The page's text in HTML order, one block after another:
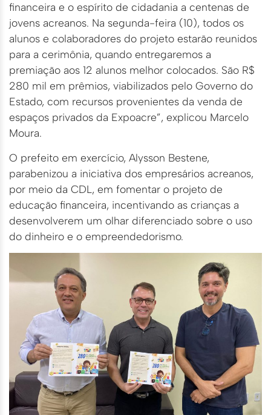
financeira e o espírito de cidadania a centenas de
jovens acreanos. Na segunda-feira (10), todos os
alunos e colaboradores do projeto estarão reunidos
para a cerimônia, quando entregaremos a
premiação aos 12 alunos melhor colocados. São R$
280 mil em prêmios, viabilizados pelo Governo do
Estado, com recursos provenientes da venda de
espaços privados da Expoacre”, explicou Marcelo
Moura.
O prefeito em exercício, Alysson Bestene,
parabenizou a iniciativa dos empresários acreanos,
por meio da CDL, em fomentar o projeto de
educação financeira, incentivando as crianças a
desenvolverem um olhar diferenciado sobre o uso
do dinheiro e o empreendedorismo.